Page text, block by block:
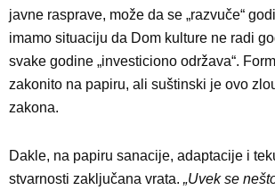
javne rasprave, može da se „razvuče“
imamo situaciju da Dom kulture ne radi
svake godine „investiciono održava“.
zakonito na papiru, ali suštinski je ovo
zakona.
Dakle, na papiru sanacije, adaptacije i
stvarnosti zaključana vrata. „Uvek se